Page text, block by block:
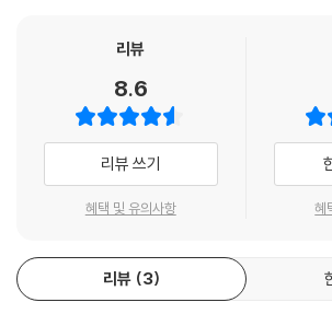
3. 튜브 파스타
카넬로니
페노니
리가토니
리뷰
8.6
리뷰 쓰기
혜택 및 유의사항 혜
리뷰 3